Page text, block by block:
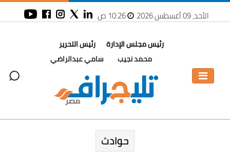
الأحد، 09 أغسطس 2026 10:26 ص
رئيس مجلس الإدارة
محمد نجيب
رئيس التحرير
سامي عبدالراضي
حوادث